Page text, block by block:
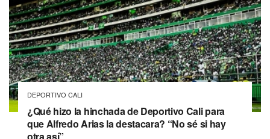
DEPORTIVO CALI
¿Qué hizo la hinchada de Deportivo Cali para
que Alfredo Arias la destacara? “No sé si hay